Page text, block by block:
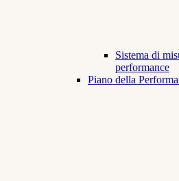
Sistema di
performance
Piano della